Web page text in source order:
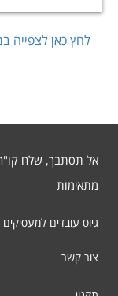
לחץ כאן לצפייה
אל תסתבך, שלח
מתאימות
גיוס עובדים למעסיקים
צור קשר